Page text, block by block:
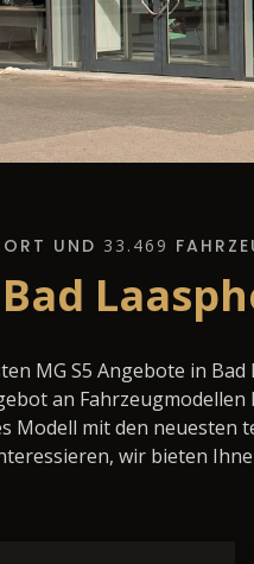
UND 33.469
Bad
MG S5 Angebote in
an
Modell mit den
wir bieten